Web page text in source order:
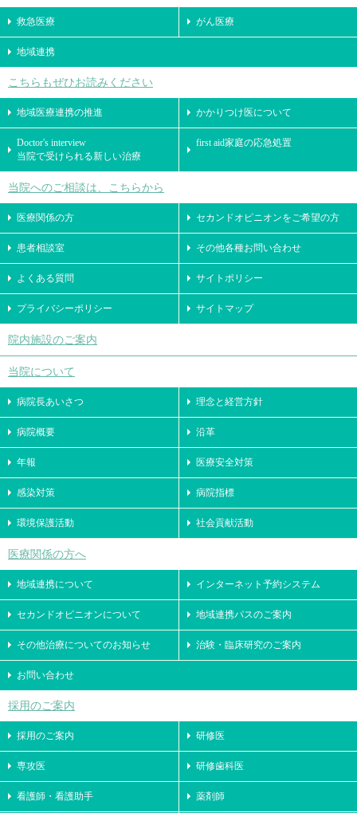
救急医療 がん医療
地域連携
こちらもぜひお読みください
地域医療連携の推進 かかりつけ医について
Doctor's interview
当院で受けられる新しい治療
first aid家庭の応急処置
当院へのご相談は、こちらから
医療関係の方 セカンドオピニオンをご希望の方
患者相談室 その他各種お問い合わせ
よくある質問 サイトポリシー
プライバシーポリシー サイトマップ
院内施設のご案内
当院について
病院長あいさつ 理念と経営方針
病院概要 沿革
年報 医療安全対策
感染対策 病院指標
環境保護活動 社会貢献活動
医療関係の方へ
地域連携について インターネット予約システム
セカンドオピニオンについて 地域連携パスのご案内
その他治療についてのお知らせ 治験・臨床研究のご案内
お問い合わせ
採用のご案内
採用のご案内 研修医
専攻医 研修歯科医
看護師・看護助手 薬剤師